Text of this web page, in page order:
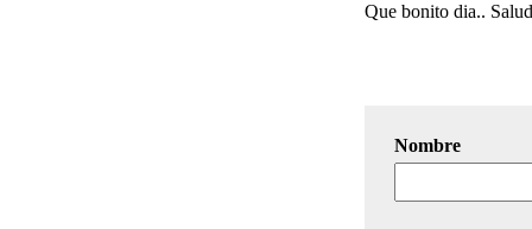
Que bonito dia..
Nombre